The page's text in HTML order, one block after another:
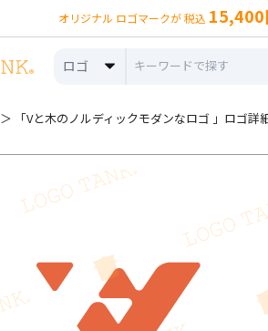
オリジナル ロゴマークが 税込 15,400
ロゴ
＞ 「Vと木のノルディックモダンなロゴ 」ロゴ詳